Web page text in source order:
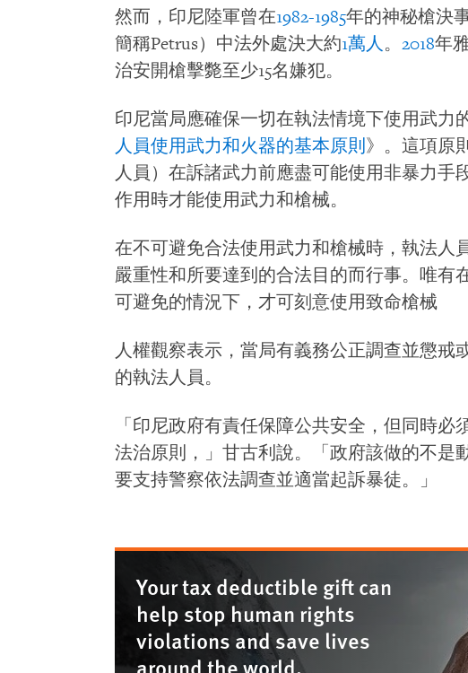
然而，印尼陸軍曾在1982-1985年的神秘槍決
簡稱Petrus）中法外處決大約1萬人。 2018年
治安開槍擊斃至少15名嫌犯。
印尼當局應確保一切在執法情境下使用武力
人員使用武力和火器的基本原則 》。這項原
人員）在訴諸武力前應盡可能使用非暴力手
作用時才能使用武力和槍械。
在不可避免合法使用武力和槍械時，執法人
嚴重性和所要達到的合法目的而行事。唯有
可避免的情況下，才可刻意使用致命槍械
人權觀察表示，當局有義務公正調查並懲戒
的執法人員。
「印尼政府有責任保障公共安全，但同時必
法治原則，」甘古利說。「政府該做的不是
要支持警察依法調查並適當起訴暴徒。」
Your tax deductible gift can
help stop human rights
violations and save lives